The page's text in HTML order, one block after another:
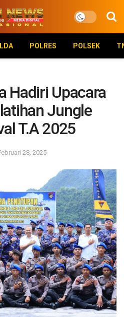
POLRES POLSEK
Hadiri Upacara
Jungle
T.A 2025
28, 2025